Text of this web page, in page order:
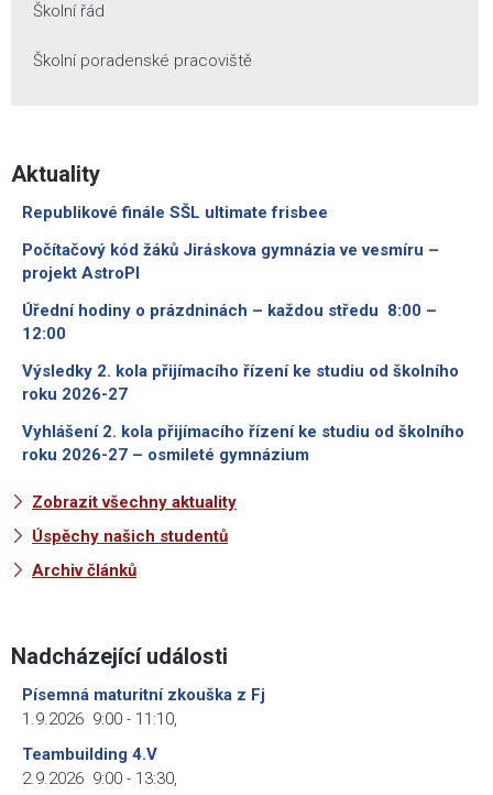
Školní řád
Školní poradenské pracoviště
Aktuality
Republikové finále SŠL ultimate frisbee
Počítačový kód žáků Jiráskova gymnázia ve vesmíru –
projekt AstroPI
Úřední hodiny o prázdninách – každou středu 8:00 –
12:00
Výsledky 2. kola přijímacího řízení ke studiu od školního
roku 2026-27
Vyhlášení 2. kola přijímacího řízení ke studiu od školního
roku 2026-27 – osmileté gymnázium
Zobrazit všechny aktuality
Úspěchy našich studentů
Archiv článků
Nadcházející události
Písemná maturitní zkouška z Fj
1.9.2026 9:00 - 11:10,
Teambuilding 4.V
2.9.2026 9:00 - 13:30,